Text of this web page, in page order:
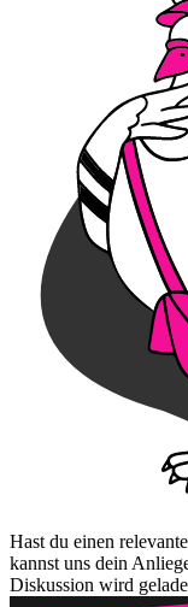
Hast du einen
kannst uns dein
Diskussion wird